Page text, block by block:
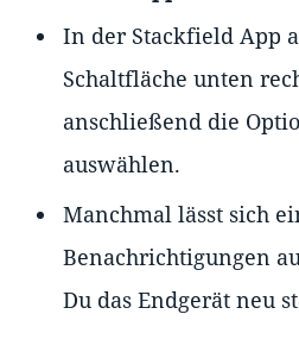
In der Stackfield App
Schaltfläche unten
anschließend die
auswählen.
Manchmal lässt sich
Benachrichtigungen
Du das Endgerät neu